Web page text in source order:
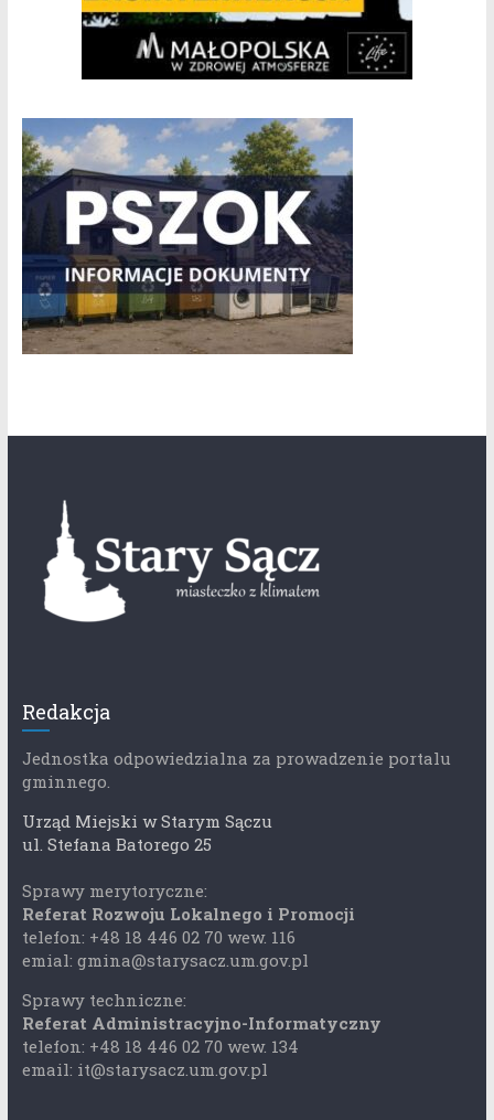
Redakcja
Jednostka odpowiedzialna za prowadzenie portalu
gminnego.
Urząd Miejski w Starym Sączu
ul. Stefana Batorego 25
Sprawy merytoryczne:
Referat Rozwoju Lokalnego i Promocji
telefon: +48 18 446 02 70 wew. 116
emial: gmina@starysacz.um.gov.pl
Sprawy techniczne:
Referat Administracyjno-Informatyczny
telefon: +48 18 446 02 70 wew. 134
email: it@starysacz.um.gov.pl